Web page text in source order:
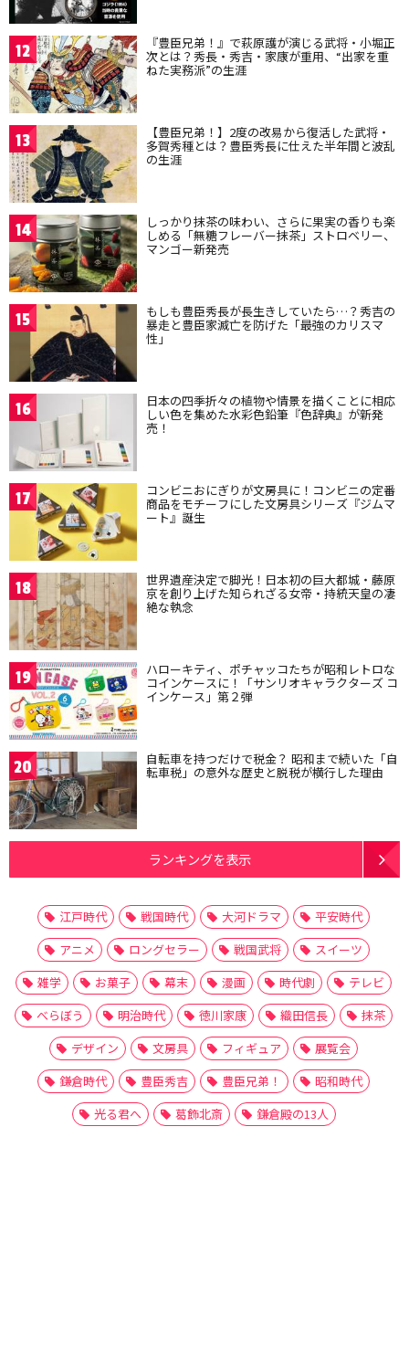
12 『豊臣兄弟！』で萩原護が演じる武将・小堀正
次とは？秀長・秀吉・家康が重用、“出家を重
ねた実務派”の生涯
13 【豊臣兄弟！】2度の改易から復活した武将・
多賀秀種とは？豊臣秀長に仕えた半年間と波乱
の生涯
14 しっかり抹茶の味わい、さらに果実の香りも楽
しめる「無糖フレーバー抹茶」ストロベリー、
マンゴー新発売
15 もしも豊臣秀長が長生きしていたら…？秀吉の
暴走と豊臣家滅亡を防げた「最強のカリスマ
性」
16 日本の四季折々の植物や情景を描くことに相応
しい色を集めた水彩色鉛筆『色辞典』が新発
売！
17 コンビニおにぎりが文房具に！コンビニの定番
商品をモチーフにした文房具シリーズ『ジムマ
ート』誕生
18 世界遺産決定で脚光！日本初の巨大都城・藤原
京を創り上げた知られざる女帝・持統天皇の凄
絶な執念
19 ハローキティ、ポチャッコたちが昭和レトロな
コインケースに！「サンリオキャラクターズ コ
インケース」第２弾
20 自転車を持つだけで税金？ 昭和まで続いた「自
転車税」の意外な歴史と脱税が横行した理由
ランキングを表示
江戸時代 戦国時代 大河ドラマ
平安時代
アニメ
ロングセラー 戦国武将
スイーツ
雑学
お菓子 幕末 漫画 時代劇
テレビ
べらぼう
明治時代 徳川家康 織田信長
抹茶
デザイン
文房具 フィギュア
展覧会
鎌倉時代
豊臣秀吉 豊臣兄弟！
昭和時代
光る君へ
葛飾北斎 鎌倉殿の13人